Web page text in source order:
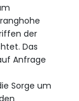
der
Das
Anfrage
Sorge um